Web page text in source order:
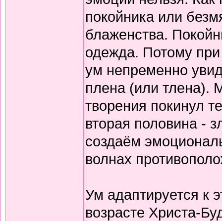
покойника или
блаженства.
одежда. Потому при
ум непременно
плена (или тлена).
творения покинул
вторая половина -
создаём
волнах
Ум адаптируется к
возрасте Христа-